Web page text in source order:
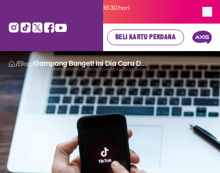
Kartu Perdana AXIS Suka-Suka 3GB 30 hari
BELI KARTU PERDANA
/Blog/Gampang Banget! Ini Dia Cara D...